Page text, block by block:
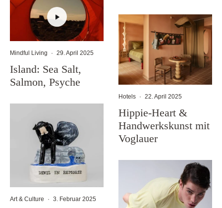
Mindful Living · 29. April 2025
Island: Sea Salt,
Salmon, Psyche
Art & Culture · 3. Februar 2025
Hotels · 22. April 2025
Hippie-Heart &
Handwerkskunst mit
Voglauer